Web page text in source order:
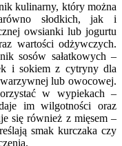
kulinarny, który można
słodkich, jak i
owsianki lub jogurtu
wartości odżywczych.
sosów sałatkowych –
i sokiem z cytryny dla
warzywnej lub owocowej.
w wypiekach –
im wilgotności oraz
się również z mięsem –
smak kurczaka czy